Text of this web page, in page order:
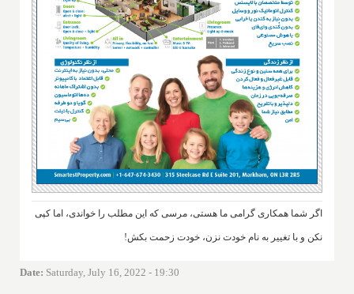
اگر شما همکاری گرامی ما هستی، مرسی که این مطلب را خواندی، اما کپی
نکن و با تغییر به نام خودت نزن، خودت زحمت بکش!
Date: Saturday, July 16, 2022 - 19:30